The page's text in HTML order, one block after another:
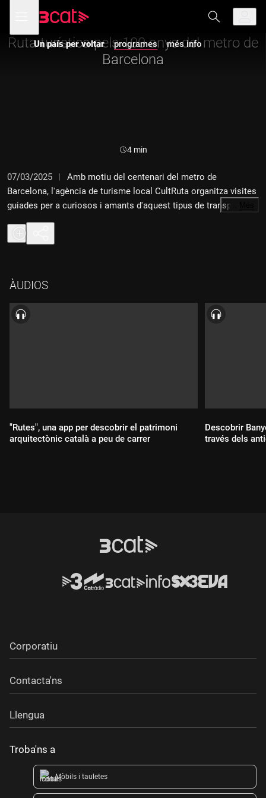
navegació
principal
menú
de
Un país per voltar programes més info
Un país per voltar
Ruta turística pels 100 anys del metro de
Barcelona
Durada:
4 min
07/03/2025
Amb motiu del centenari del metro de
Barcelona, l'agència de turisme local CultRuta organitza visites
guiades per a curiosos i amants d'aquest tipus de transport.
Des de la Rambla i fins a la Diagonal. Hi ha estacions fantasma
que mai han donat servei? La de Gaudí, la de Correus? Què van
fer per superar les restes de l'antiga muralla medieval del
15 cèntims, tres vegades més que el tramvia, i es considerava
"elitista". Tot això ho expliquem en aquest reportatge.
…
ÀUDIOS
"Rutes", una app per descobrir el patrimoni
arquitectònic català a peu de carrer
Descobrir
través dels
Corporatiu
Contacta'ns
Llengua
Troba'ns a
Mòbils i tauletes